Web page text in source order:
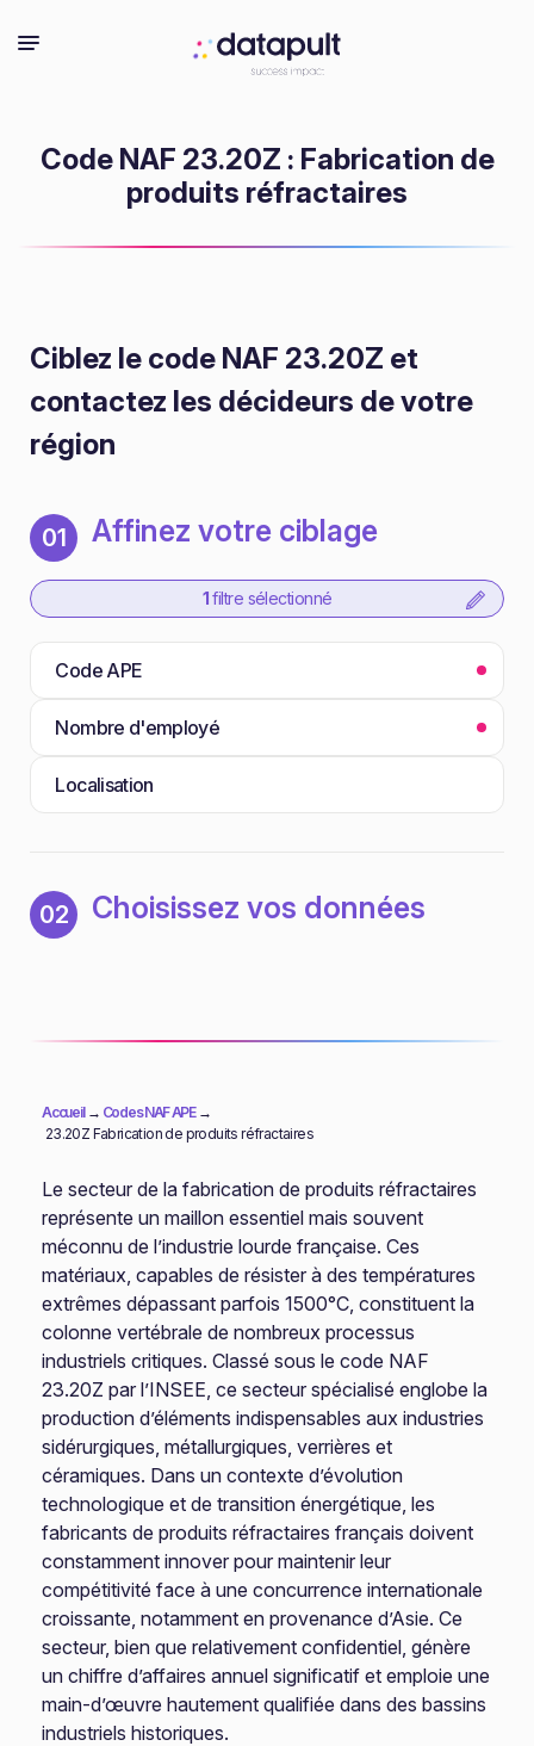
Code NAF 23.20Z : Fabrication de
produits réfractaires
Ciblez le code NAF 23.20Z et
contactez les décideurs de votre
région
01 Affinez votre ciblage
1 filtre sélectionné
Code APE
Nombre d'employé
Localisation
02 Choisissez vos données
Accueil→ Codes NAF APE→
23.20Z Fabrication de produits réfractaires
Le secteur de la fabrication de produits réfractaires
représente un maillon essentiel mais souvent
méconnu de l’industrie lourde française. Ces
matériaux, capables de résister à des températures
extrêmes dépassant parfois 1500°C, constituent la
colonne vertébrale de nombreux processus
industriels critiques. Classé sous le code NAF
23.20Z par l’INSEE, ce secteur spécialisé englobe la
production d’éléments indispensables aux industries
sidérurgiques, métallurgiques, verrières et
céramiques. Dans un contexte d’évolution
technologique et de transition énergétique, les
fabricants de produits réfractaires français doivent
constamment innover pour maintenir leur
compétitivité face à une concurrence internationale
croissante, notamment en provenance d’Asie. Ce
secteur, bien que relativement confidentiel, génère
un chiffre d’affaires annuel significatif et emploie une
main-d’œuvre hautement qualifiée dans des bassins
industriels historiques.